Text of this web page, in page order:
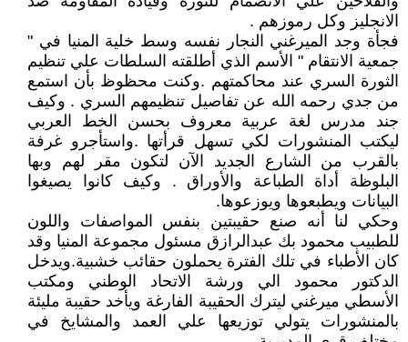
الانجليز وكل رموزهم .
فجأة وجد الميرغني النجار نفسه وسط خلية المنيا في "
جمعية الانتقام " الأسم الذي أطلقته السلطات علي تنظيم
الثورة السري عند محاكمتهم .وكنت محظوظ بأن استمع
من جدي رحمه الله عن تفاصيل تنظيمهم السري . وكيف
جند مدرس لغة عربية معروف بحسن الخط العربي
ليكتب المنشورات لكي تسهل قرأتها .واستأجرو غرفة
بالقرب من الشارع الجديد الآن لتكون مقر لهم وبها
البلوظة أداة الطباعة والأوراق . وكيف كانوا يصيغوا
البيانات ويطبعوها ويوزعوها.
وحكي لنا أنه صنع حقيبتين بنفس المواصفات واللون
للطبيب محمود بك عبدالرازق مسئول مجموعة المنيا وقد
كان الأطباء في تلك الفترة يحملون حقائب خشبية.ويدخل
الدكتور محمود الي ورشة الاتحاد الوطني ومكتب
الأسطي ميرغني ليترك الحقيبة الفارغة ويأخد حقيبة مليئة
بالمنشورات يتولي توزيعها علي العمد والمشايخ في